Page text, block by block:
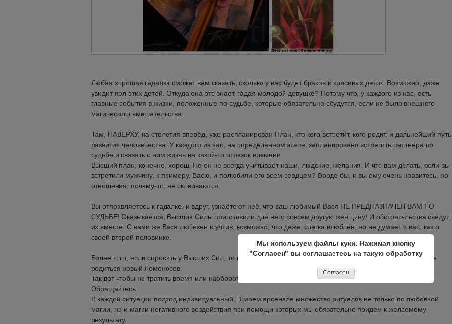
Любая хорошая гадалка сможет вам сказать, сколько у вас будет браков и красивых деток. Возможно, даже
увидит пол этих детей. Откуда она это знает, гадая молодой девушке? Потому что, у каждого из нас, есть
главные события в жизни, положенные по судьбе, которые обязательно сбудутся, если не было внешнего
магического вмешательства.
Там, НАВЕРХУ, на столетия вперёд, уже распланирован План, кто кого встретит, кого родит, и дальнейший путь
развития человечества. У каждого из нас, на определённом этапе, запланировано встретить партнёра по
судьбе и связать с ним жизнь на какой-то отрезок времени.
Высший план, конечно, хорош. Но он не всегда учитывает наши, людские, желания. И что вам делать, если вы
встретили мужчину, к примеру, Васю, и полюбили его всем сердцем? Вроде бы, и вы ему очень нравитесь, но
отношения, почему-то, не склеиваются.
Вы отправляетесь к гадалке, и вдруг, узнаёте от неё, что ваш любимый Вася НЕ ПРЕДНАЗНАЧЕН ВАМ ПО
СУДЬБЕ! Оказывается, Высшие Силы приготовили для него совсем другую женщину! И обстоятельства сведут
их вместе. С вами же Вася любезен и учтив, возможно, что даже, слегка влюблён, но не думает о вас, как о
своей второй половинке.
Более того, если спросить у Высших Сил, то в вашем избраннике нет ничего ценного для них, и от него не
родиться новый Ломоносов.
Так вот чтобы не тратить время или наоборот скоректировать ваши желания с вашей реальностью.
Обращайтесь.
В каждой ситуации подход индивидуальный. В моем арсенале множество ритуалов не только по любовной
магии, но и магии негативного воздействия при помощи которых мы обязательно придем к желаемому
результату.
Мы используем файлы куки. Нажимая кнопку
"Согласен" вы соглашаетесь на такую обработку
Согласен